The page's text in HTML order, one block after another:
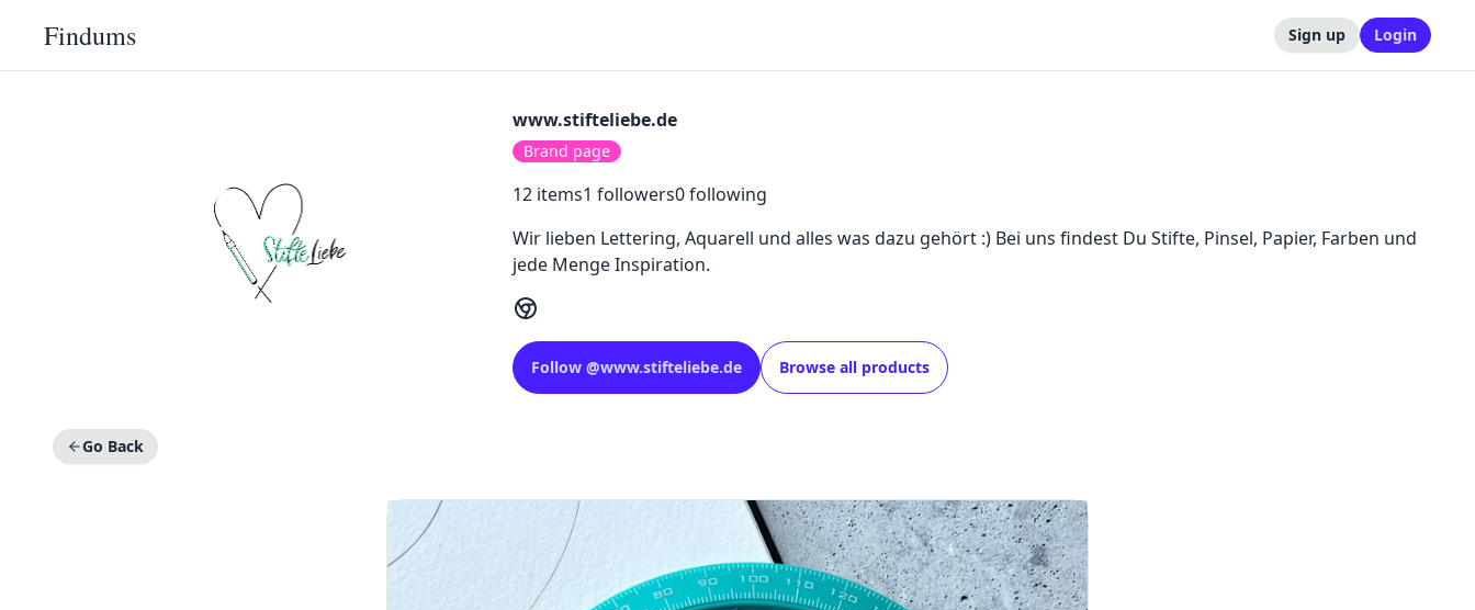
Findums Sign up Login
www.stifteliebe.de
Brand page
12items1 followers0following
Wir lieben Lettering, Aquarell und alles was dazu gehört :) Bei uns findest Du Stifte, Pinsel, Papier, Farben und
jede Menge Inspiration.
Follow @www.stifteliebe.de Browse all products
Go Back